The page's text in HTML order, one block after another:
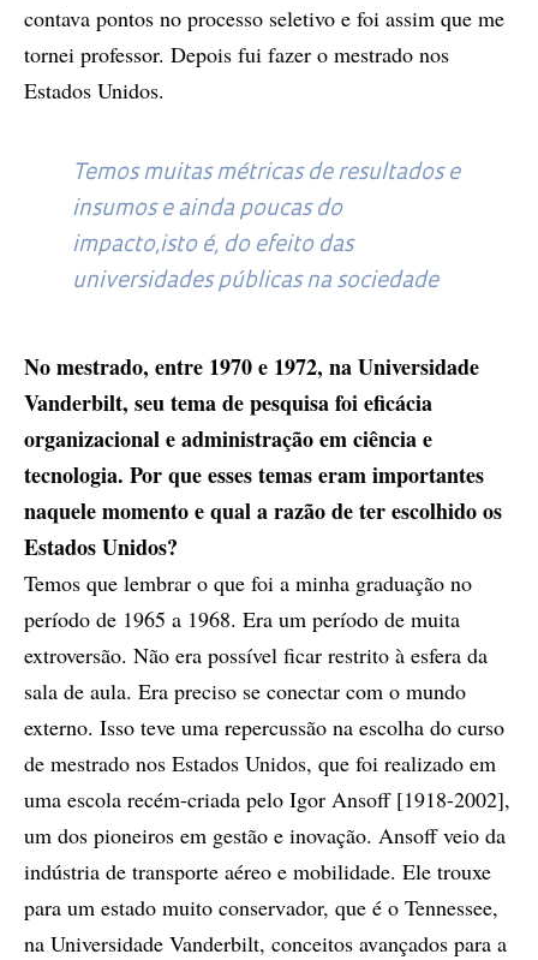
contava pontos no processo seletivo e foi assim que me
tornei professor. Depois fui fazer o mestrado nos
Estados Unidos.
Temos muitas métricas de resultados e
insumos e ainda poucas do
impacto,isto é, do efeito das
universidades públicas na sociedade
No mestrado, entre 1970 e 1972, na Universidade
Vanderbilt, seu tema de pesquisa foi eficácia
organizacional e administração em ciência e
tecnologia. Por que esses temas eram importantes
naquele momento e qual a razão de ter escolhido os
Estados Unidos?
Temos que lembrar o que foi a minha graduação no
período de 1965 a 1968. Era um período de muita
extroversão. Não era possível ficar restrito à esfera da
sala de aula. Era preciso se conectar com o mundo
externo. Isso teve uma repercussão na escolha do curso
de mestrado nos Estados Unidos, que foi realizado em
uma escola recém-criada pelo Igor Ansoff [1918-2002],
um dos pioneiros em gestão e inovação. Ansoff veio da
indústria de transporte aéreo e mobilidade. Ele trouxe
para um estado muito conservador, que é o Tennessee,
na Universidade Vanderbilt, conceitos avançados para a